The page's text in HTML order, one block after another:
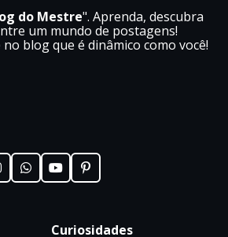
do Mestre". Aprenda, descubra
um mundo de postagens!
blog que é dinâmico como você!
Curiosidades